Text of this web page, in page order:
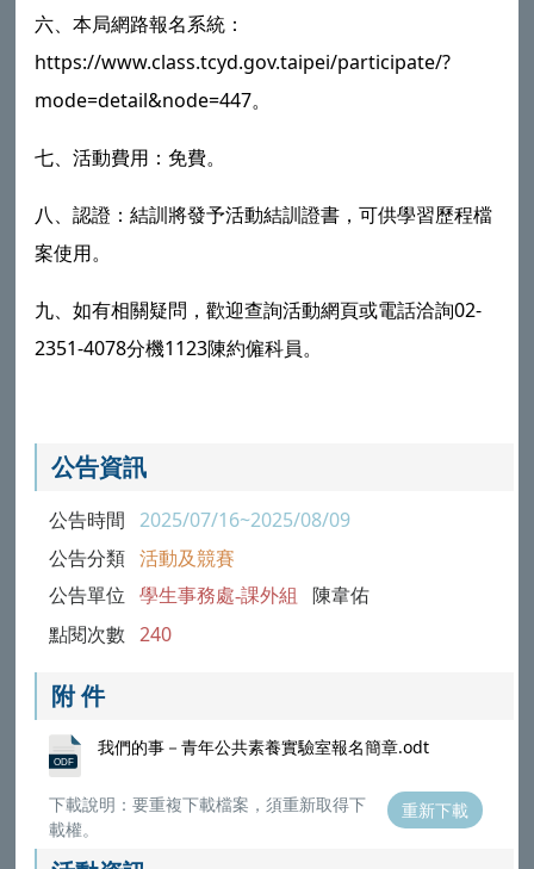
六、本局網路報名系統：
https://www.class.tcyd.gov.taipei/participate/?
mode=detail&node=447。
七、活動費用：免費。
八、認證：結訓將發予活動結訓證書，可供學習歷程檔
案使用。
九、如有相關疑問，歡迎查詢活動網頁或電話洽詢02-
2351-4078分機1123陳約僱科員。
公告資訊
公告時間 2025/07/16~2025/08/09
公告分類 活動及競賽
公告單位 學生事務處-課外組 陳韋佑
點閱次數 240
附 件
我們的事－青年公共素養實驗室報名簡章.odt
下載說明：要重複下載檔案，須重新取得下
載權。
重新下載